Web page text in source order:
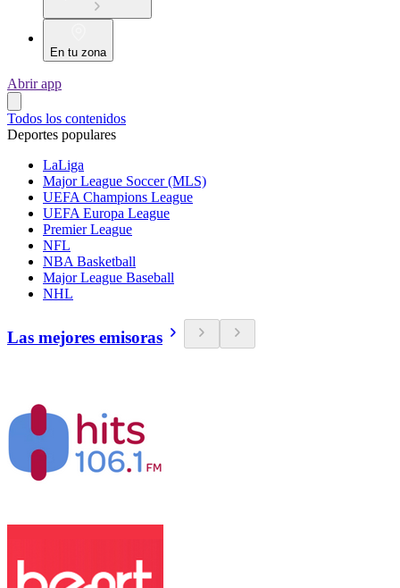
En tu zona
Abrir app
Todos los contenidos
Deportes populares
LaLiga
Major League Soccer (MLS)
UEFA Champions League
UEFA Europa League
Premier League
NFL
NBA Basketball
Major League Baseball
NHL
Las mejores emisoras